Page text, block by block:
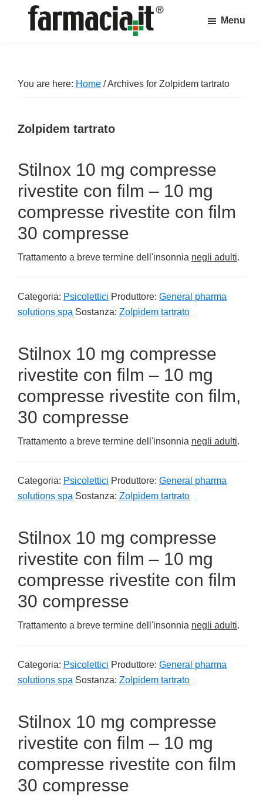
sul
farmacia
Menu
You are here: Home /Archives for Zolpidem tartrato
Zolpidem tartrato
Stilnox 10 mg compresse
rivestite con film – 10 mg
compresse rivestite con film
30 compresse
Trattamento a breve termine dell'insonnia negli adulti.
Categoria: Psicolettici Produttore: General pharma
solutions spa Sostanza: Zolpidem tartrato
Stilnox 10 mg compresse
rivestite con film – 10 mg
compresse rivestite con film,
30 compresse
Trattamento a breve termine dell'insonnia negli adulti.
Categoria: Psicolettici Produttore: General pharma
solutions spa Sostanza: Zolpidem tartrato
Stilnox 10 mg compresse
rivestite con film – 10 mg
compresse rivestite con film
30 compresse
Trattamento a breve termine dell'insonnia negli adulti.
Categoria: Psicolettici Produttore: General pharma
solutions spa Sostanza: Zolpidem tartrato
Stilnox 10 mg compresse
rivestite con film – 10 mg
compresse rivestite con film
30 compresse